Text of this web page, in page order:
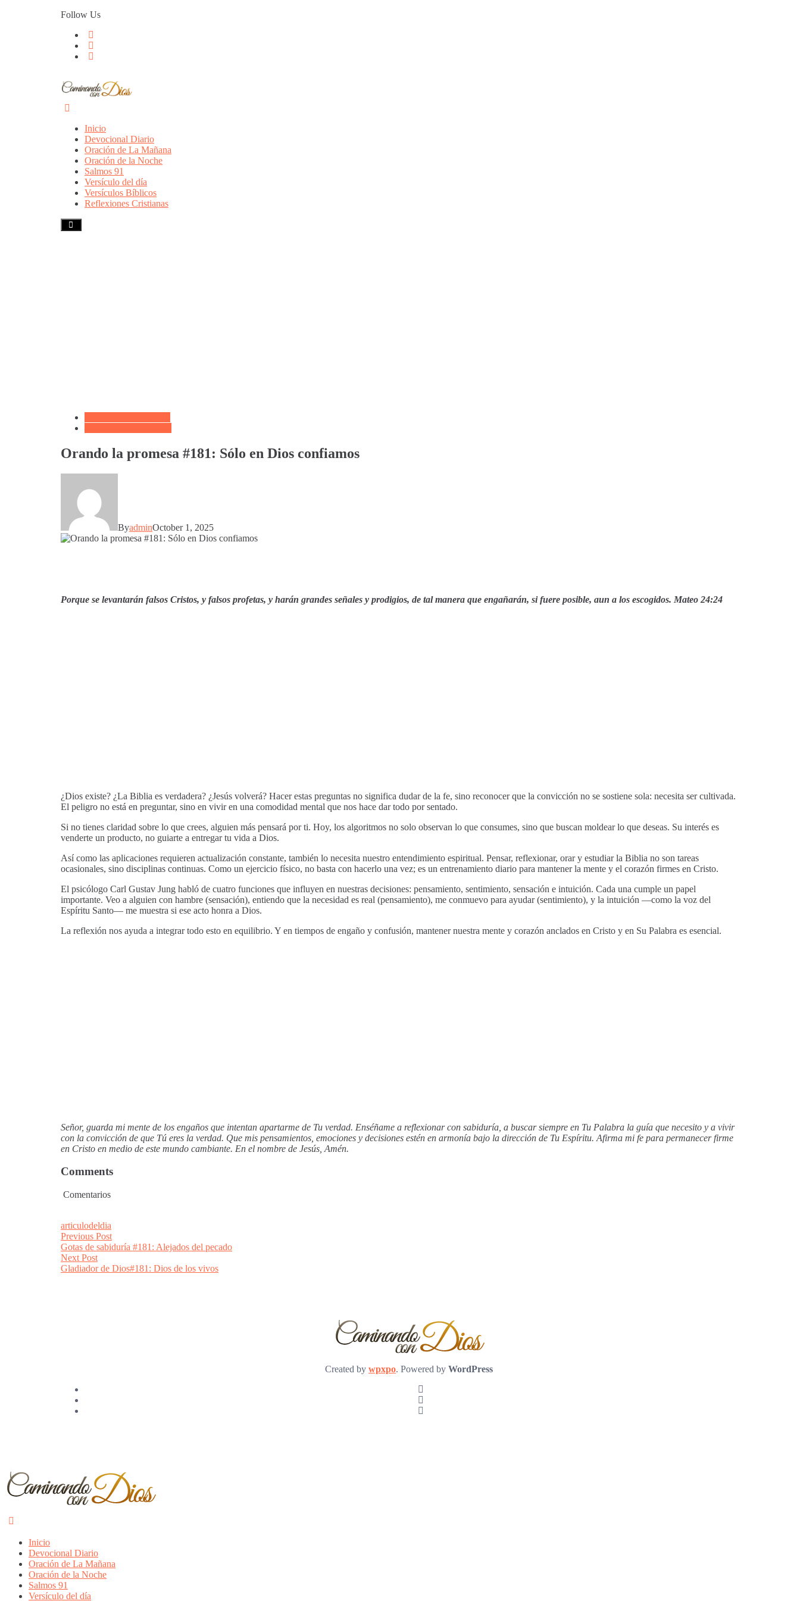
Follow Us
Inicio
Devocional Diario
Oración de La Mañana
Oración de la Noche
Salmos 91
Versículo del día
Versículos Bíblicos
Reflexiones Cristianas
Orando la promesa #181: Sólo en Dios confiamos
ByadminOctober 1, 2025
Porque se levantarán falsos Cristos, y falsos profetas, y harán grandes señales y prodigios, de tal manera que engañarán, si fuere posible, aun a los escogidos. Mateo 24:24
¿Dios existe? ¿La Biblia es verdadera? ¿Jesús volverá? Hacer estas preguntas no significa dudar de la fe, sino reconocer que la convicción no se sostiene sola: necesita ser cultivada.
El peligro no está en preguntar, sino en vivir en una comodidad mental que nos hace dar todo por sentado.
Si no tienes claridad sobre lo que crees, alguien más pensará por ti. Hoy, los algoritmos no solo observan lo que consumes, sino que buscan moldear lo que deseas. Su interés es
venderte un producto, no guiarte a entregar tu vida a Dios.
Así como las aplicaciones requieren actualización constante, también lo necesita nuestro entendimiento espiritual. Pensar, reflexionar, orar y estudiar la Biblia no son tareas
ocasionales, sino disciplinas continuas. Como un ejercicio físico, no basta con hacerlo una vez; es un entrenamiento diario para mantener la mente y el corazón firmes en Cristo.
El psicólogo Carl Gustav Jung habló de cuatro funciones que influyen en nuestras decisiones: pensamiento, sentimiento, sensación e intuición. Cada una cumple un papel
importante. Veo a alguien con hambre (sensación), entiendo que la necesidad es real (pensamiento), me conmuevo para ayudar (sentimiento), y la intuición —como la voz del
Espíritu Santo— me muestra si ese acto honra a Dios.
La reflexión nos ayuda a integrar todo esto en equilibrio. Y en tiempos de engaño y confusión, mantener nuestra mente y corazón anclados en Cristo y en Su Palabra es esencial.
Señor, guarda mi mente de los engaños que intentan apartarme de Tu verdad. Enséñame a reflexionar con sabiduría, a buscar siempre en Tu Palabra la guía que necesito y a vivir
con la convicción de que Tú eres la verdad. Que mis pensamientos, emociones y decisiones estén en armonía bajo la dirección de Tu Espíritu. Afirma mi fe para permanecer firme
en Cristo en medio de este mundo cambiante. En el nombre de Jesús, Amén.
Comments
Comentarios
articulodeldia
Post
navigation
Previous PostPrevious
post:
Gotas de sabiduría #181: Alejados del pecado
Next PostNext
post:
Gladiador de Dios#181: Dios de los vivos
Created by wpxpo. Powered by WordPress
Inicio
Devocional Diario
Oración de La Mañana
Oración de la Noche
Salmos 91
Versículo del día